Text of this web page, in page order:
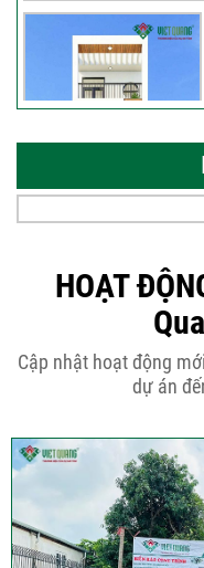
HOẠT
Cập nhật hoạt động
dự án